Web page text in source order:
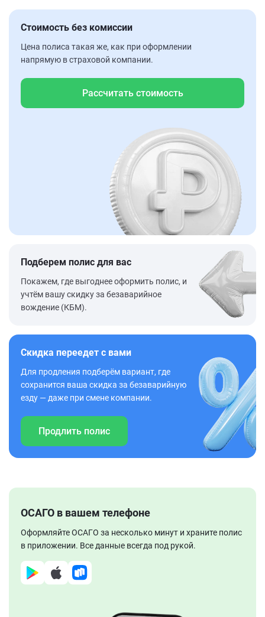
Стоимость без комиссии
Цена полиса такая же, как при оформлении
напрямую в страховой компании.
Рассчитать стоимость
Подберем полис для вас
Покажем, где выгоднее оформить полис, и
учтём вашу скидку за безаварийное
вождение (КБМ).
Скидка переедет с вами
Для продления подберём вариант, где
сохранится ваша скидка за безаварийную
езду — даже при смене компании.
Продлить полис
ОСАГО в вашем телефоне
Оформляйте ОСАГО за несколько минут и храните полис
в приложении. Все данные всегда под рукой.